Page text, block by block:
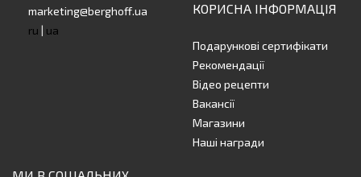
marketing@berghoff.ua
ru | ua
КОРИСНА ІНФОРМАЦІЯ
Подарункові сертифікати
Рекомендації
Відео рецепти
Вакансії
Магазини
Наші награди